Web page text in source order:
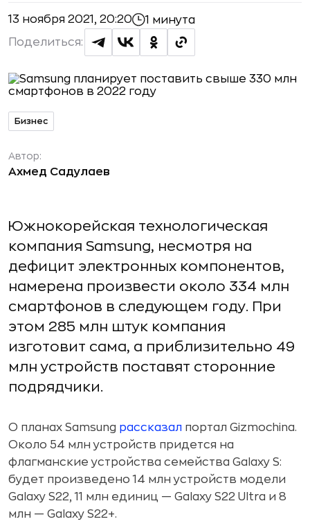
13 ноября 2021, 20:20 1 минута
Поделиться:
Бизнес
Автор:
Ахмед Садулаев
Южнокорейская технологическая
компания Samsung, несмотря на
дефицит электронных компонентов,
намерена произвести около 334 млн
смартфонов в следующем году. При
этом 285 млн штук компания
изготовит сама, а приблизительно 49
млн устройств поставят сторонние
подрядчики.
О планах Samsung рассказал портал Gizmochina.
Около 54 млн устройств придется на
флагманские устройства семейства Galaxy S:
будет произведено 14 млн устройств модели
Galaxy S22, 11 млн единиц — Galaxy S22 Ultra и 8
млн — Galaxy S22+.